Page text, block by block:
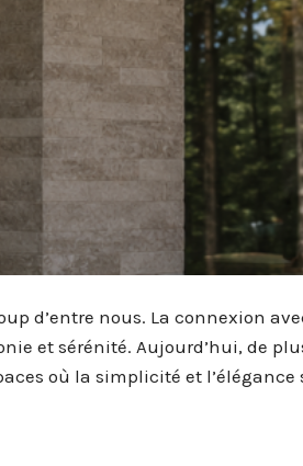
d’entre nous. La connexion
et sérénité. Aujourd’hui, de
où la simplicité et l’élégance